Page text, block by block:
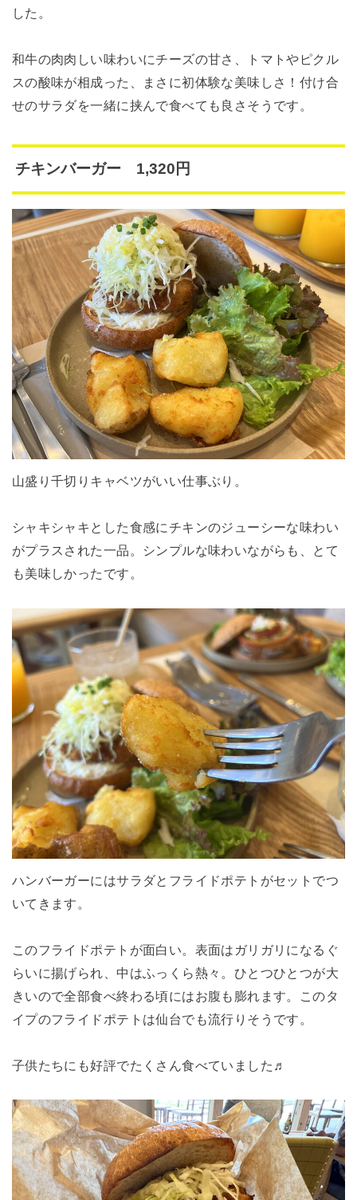
した。
和牛の肉肉しい味わいにチーズの甘さ、トマトやピクル
スの酸味が相成った、まさに初体験な美味しさ！付け合
せのサラダを一緒に挟んで食べても良さそうです。
チキンバーガー 1,320円
山盛り千切りキャベツがいい仕事ぶり。
シャキシャキとした食感にチキンのジューシーな味わい
がプラスされた一品。シンプルな味わいながらも、とて
も美味しかったです。
ハンバーガーにはサラダとフライドポテトがセットでつ
いてきます。
このフライドポテトが面白い。表面はガリガリになるぐ
らいに揚げられ、中はふっくら熱々。ひとつひとつが大
きいので全部食べ終わる頃にはお腹も膨れます。このタ
イプのフライドポテトは仙台でも流行りそうです。
子供たちにも好評でたくさん食べていました♬